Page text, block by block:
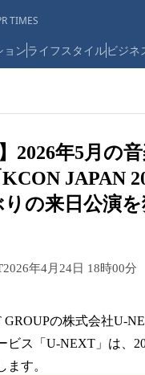
TIMES
ョンライフスタイルビジネ
】2026年5月の
JAPAN
の来日公演を
2026年4月24日 18時00分
GROUPの株式会社U-
ビス「U-NEXT」は、
ます。